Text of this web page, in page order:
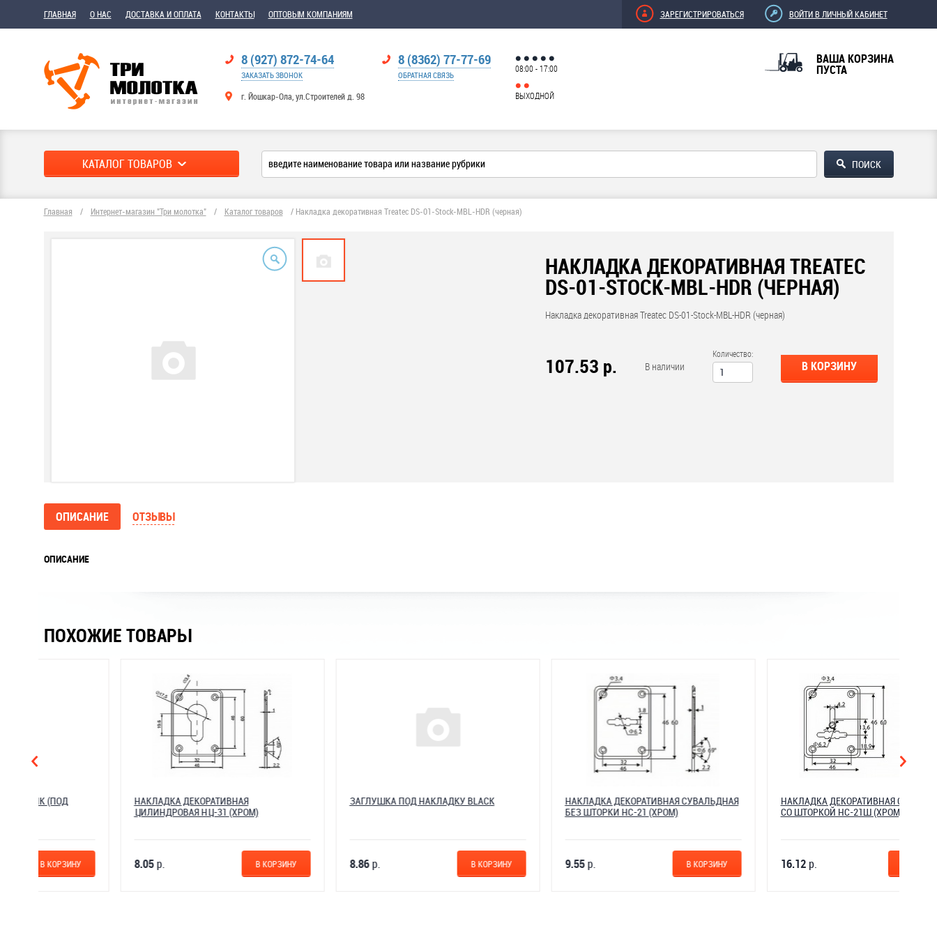
ГЛАВНАЯ О НАС ДОСТАВКА И ОПЛАТА КОНТАКТЫ ОПТОВЫМ КОМПАНИЯМ ЗАРЕГИСТРИРОВАТЬСЯ ВОЙТИ В ЛИЧНЫЙ КАБИНЕТ
8 (927) 872-74-64
ЗАКАЗАТЬ ЗВОНОК
г. Йошкар-Ола, ул.Строителей д. 98
8 (8362) 77-77-69
ОБРАТНАЯ СВЯЗЬ
08:00 - 17:00
ВЫХОДНОЙ
ВАША КОРЗИНА
ПУСТА
КАТАЛОГ ТОВАРОВ
Главная / Интернет-магазин "Три молотка" / Каталог товаров / Накладка декоративная Treatec DS-01-Stock-MBL-HDR (черная)
НАКЛАДКА ДЕКОРАТИВНАЯ TREATEC
DS-01-STOCK-MBL-HDR (ЧЕРНАЯ)
Накладка декоративная Treatec DS-01-Stock-MBL-HDR (черная)
107.53 р. В наличии
Количество:
В КОРЗИНУ
ОПИСАНИЕ ОТЗЫВЫ
ОПИСАНИЕ
ПОХОЖИЕ ТОВАРЫ
НАКЛАДКА ДЕКОРАТИВНАЯ
ЦИЛИНДРОВАЯ НЦ-31 (ХРОМ)
8.05
ЗАГЛУШКА ПОД НАКЛАДКУ BLACK
8.86
НАКЛАДКА ДЕКОРАТИВНАЯ СУВАЛЬДНАЯ
БЕЗ ШТОРКИ НС-21 (ХРОМ)
9.55
НАКЛАДКА ДЕКОРАТИВНАЯ СУВАЛЬДНАЯ
СО ШТОРКОЙ НС-21Ш (ХРОМ)
16.12